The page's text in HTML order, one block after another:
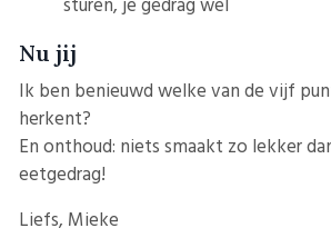
Nu jij
Ik ben benieuwd welke van de vijf
herkent?
En onthoud: niets smaakt zo lekker
eetgedrag!
Liefs, Mieke